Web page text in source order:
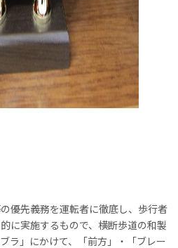
優先義務を運転者に徹底し、歩行者
に実施するもので、横断歩道の和製
ラ」にかけて、「前方」・「ブレー